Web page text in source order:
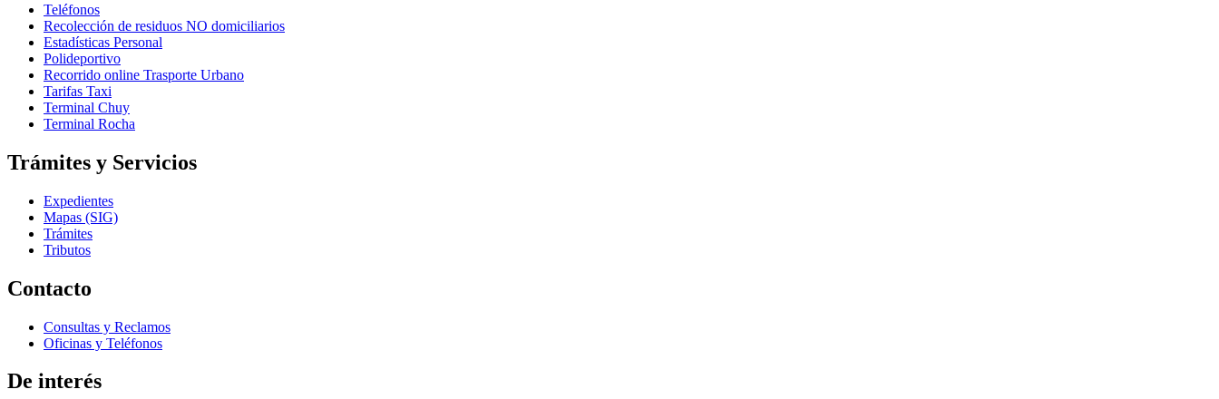
Teléfonos
Recolección de residuos NO domiciliarios
Estadísticas Personal
Polideportivo
Recorrido online Trasporte Urbano
Tarifas Taxi
Terminal Chuy
Terminal Rocha
Trámites y Servicios
Expedientes
Mapas (SIG)
Trámites
Tributos
Contacto
Consultas y Reclamos
Oficinas y Teléfonos
De interés